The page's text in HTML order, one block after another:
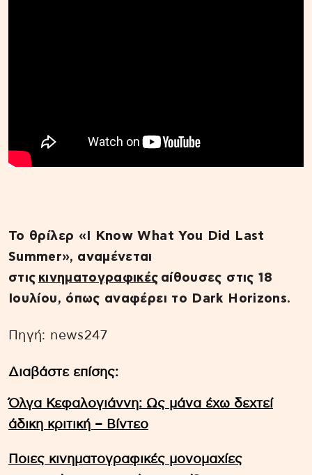
Το θρίλερ «I Know What You Did Last
Summer», αναμένεται
στις κινηματογραφικές αίθουσες στις 18
Ιουλίου, όπως αναφέρει το Dark Horizons.
Πηγή: news247
Διαβάστε επίσης:
Όλγα Κεφαλογιάννη: Ως μάνα έχω δεχτεί
άδικη κριτική – Βίντεο
Ποιες κινηματογραφικές μονομαχίες